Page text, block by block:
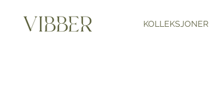
KOLLEKSJONER